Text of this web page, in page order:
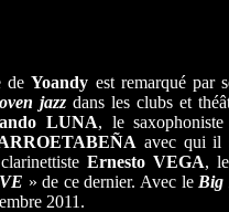
deYoandy est remarqué par
jazz dans les clubs et
LUNA, le
avec qui il
Ernesto VEGA,
» de ce dernier. Avec le Big
2011.